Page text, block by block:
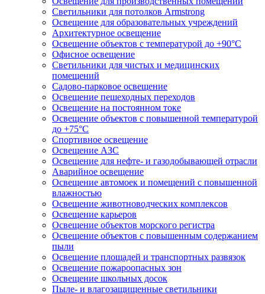
Светильники для потолков Armstrong
Освещение для образовательных учреждений
Архитектурное освещение
Освещение объектов с температурой до +90°С
Офисное освещение
Светильники для чистых и медицинских
помещений
Садово-парковое освещение
Освещение пешеходных переходов
Освещение на постоянном токе
Освещение объектов с повышенной температурой
до +75°C
Спортивное освещение
Освещение АЗС
Освещение для нефте- и газодобывающей отрасли
Аварийное освещение
Освещение автомоек и помещений с повышенной
влажностью
Освещение животноводческих комплексов
Освещение карьеров
Освещение объектов морского регистра
Освещение объектов с повышенным содержанием
пыли
Освещение площадей и транспортных развязок
Освещение пожароопасных зон
Освещение школьных досок
Пыле- и влагозащищенные светильники